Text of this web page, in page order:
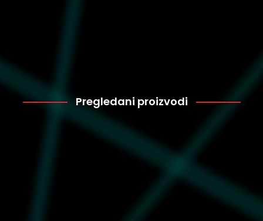
Pregledani proizvodi